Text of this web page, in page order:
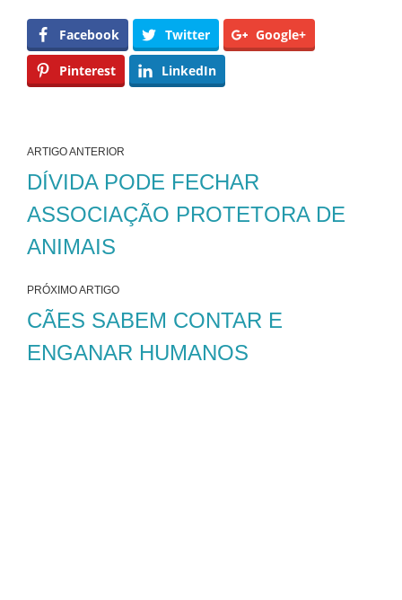
Facebook Twitter Google+
Pinterest LinkedIn
ARTIGO ANTERIOR
DÍVIDA PODE FECHAR
ASSOCIAÇÃO PROTETORA DE
ANIMAIS
PRÓXIMO ARTIGO
CÃES SABEM CONTAR E
ENGANAR HUMANOS